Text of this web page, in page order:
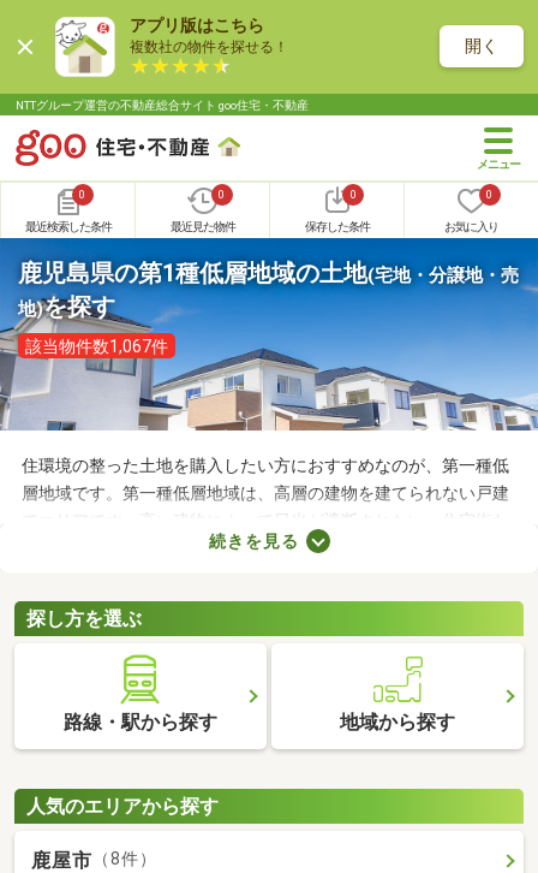
アプリ版はこちら
複数社の物件を探せる！ 開く
NTTグループ運営の不動産総合サイト goo住宅・不動産
0
最近検索した条件
0
最近見た物件
0
保存した条件
0
お気に入り
鹿児島県の第1種低層地域の土地(宅地・分譲地・売
地)を探す
該当物件数1,067件
住環境の整った土地を購入したい方におすすめなのが、第一種低
層地域です。第一種低層地域は、高層の建物を建てられない戸建
てエリアです。高い建物によって日光が遮断されない、住宅街な
ので騒音トラブルが少ないなどのメリットがある地域なので、住
するので、引っ越しを検討している方はぜひチェックしてみてく
ださいね。
続きを見る
探し方を選ぶ
路線・駅から探す 地域から探す
人気のエリアから探す
鹿屋市 （8件）